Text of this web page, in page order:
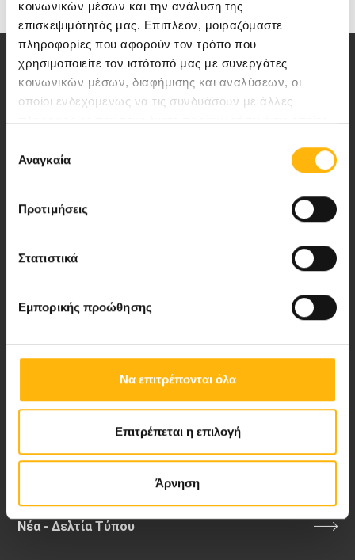
κοινωνικών μέσων και την ανάλυση της
επισκεψιμότητάς μας. Επιπλέον, μοιραζόμαστε
πληροφορίες που αφορούν τον τρόπο που
χρησιμοποιείτε τον ιστότοπό μας με συνεργάτες
κοινωνικών μέσων, διαφήμισης και αναλύσεων, οι
οποίοι ενδεχομένως να τις συνδυάσουν με άλλες
πληροφορίες που τους έχετε παραχωρήσει ή τις οποίες
των υπηρεσιών τους.
συγκατάθεσης
Αναγκαία
Προτιμήσεις
Στατιστικά
Εμπορικής προώθησης
Να επιτρέπονται όλα
Επιτρέπεται η επιλογή
Άρνηση
ποιότητας ολοκληρωμένες υπηρεσίες
8ο χλμ. Π.Ε.Ο Λάρισας- Αθηνών, 41 500, Λάρισα
Τηλ. Κέντρο: 2410 996000,
Email:thessalias@Iaso.gr
Νέα - Δελτία Τύπου